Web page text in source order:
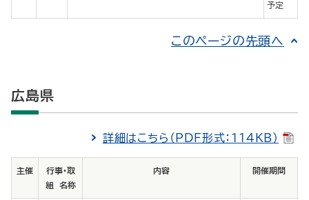
予定
このページの先頭へ
広島県
詳細はこちら（PDF形式：114KB）
主催
行事・取
組 名称
内容 開催期間